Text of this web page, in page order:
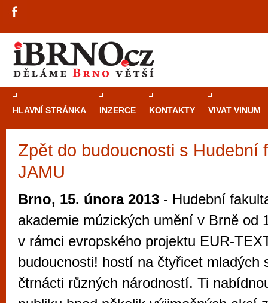
HLAVNÍ STRÁNKA INZERCE KONTAKTY VIVAT VINUM
Zpět do budoucnosti s Hudební
JAMU
Brno, 15. února 2013 - Hudební
akademie múzických umění v Brně od
v rámci evropského projektu EUR-
budoucnosti! hostí na čtyřicet mladých
čtrnácti různých národností. Ti
Průvodce
Brno je
zajímavé
restaurace,
Mimo jiné je ale také místem, kde si
vyzkoušet různé kasinové hry. V
metropoli naleznete širokou nabídku her